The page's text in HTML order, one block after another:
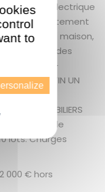
électrique
Un appartement
d'une maison,
à proximité des
- JARDIN -
ST MARTIN UN
! GUENNO
BIENS IMMOBILIERS
honoraires de
lots. Charges
000 € hors
to